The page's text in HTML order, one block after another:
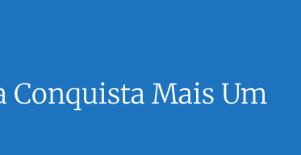
Conquista Mais Um